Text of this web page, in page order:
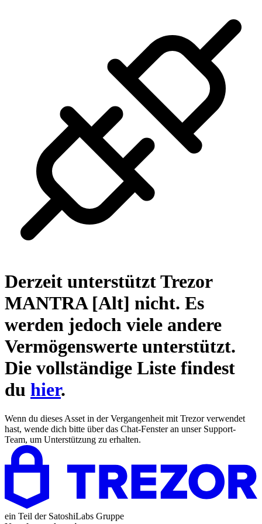
Derzeit unterstützt Trezor
MANTRA [Alt] nicht. Es
werden jedoch viele andere
Vermögenswerte unterstützt.
Die vollständige Liste findest
du hier.
Wenn du dieses Asset in der Vergangenheit mit Trezor verwendet
hast, wende dich bitte über das Chat-Fenster an unser Support-
Team, um Unterstützung zu erhalten.
ein Teil der SatoshiLabs Gruppe